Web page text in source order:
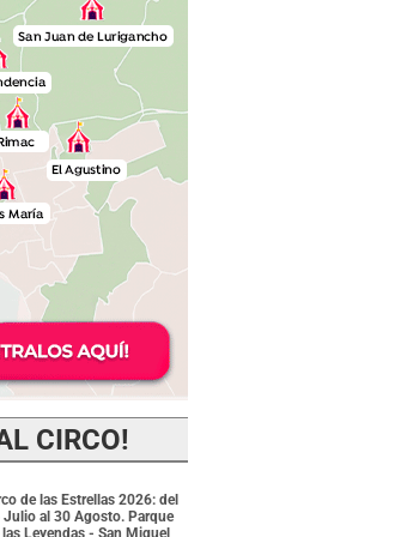
CIRCO!
de las Estrellas 2026: del
Julio al 30 Agosto. Parque